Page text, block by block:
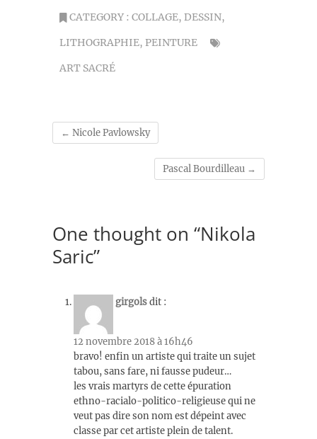
CATEGORY : COLLAGE, DESSIN,
LITHOGRAPHIE, PEINTURE
ART SACRÉ
← Nicole Pavlowsky
Pascal Bourdilleau →
One thought on “Nikola
Saric”
girgolsdit :
12 novembre 2018 à 16h46
bravo! enfin un artiste qui traite un sujet
tabou, sans fare, ni fausse pudeur…
les vrais martyrs de cette épuration
ethno-racialo-politico-religieuse qui ne
veut pas dire son nom est dépeint avec
classe par cet artiste plein de talent.